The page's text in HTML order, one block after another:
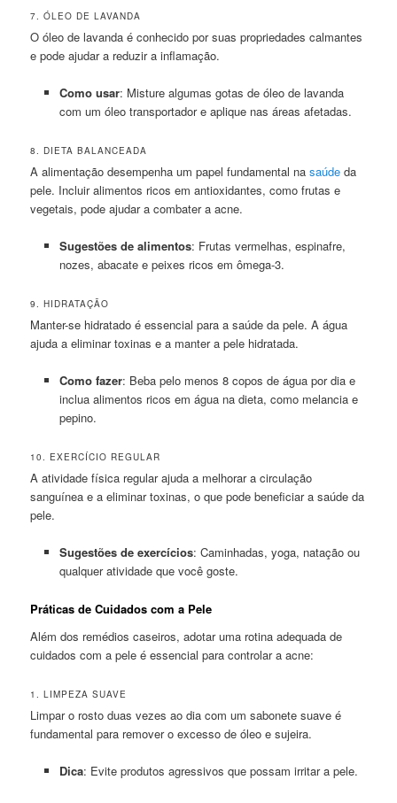
7. ÓLEO DE LAVANDA
O óleo de lavanda é conhecido por suas propriedades calmantes
e pode ajudar a reduzir a inflamação.
Como usar: Misture algumas gotas de óleo de lavanda
com um óleo transportador e aplique nas áreas afetadas.
8. DIETA BALANCEADA
A alimentação desempenha um papel fundamental nasaúde da
pele. Incluir alimentos ricos em antioxidantes, como frutas e
vegetais, pode ajudar a combater a acne.
Sugestões de alimentos: Frutas vermelhas, espinafre,
nozes, abacate e peixes ricos em ômega-3.
9. HIDRATAÇÃO
Manter-se hidratado é essencial para a saúde da pele. A água
ajuda a eliminar toxinas e a manter a pele hidratada.
Como fazer: Beba pelo menos 8 copos de água por dia e
inclua alimentos ricos em água na dieta, como melancia e
pepino.
10. EXERCÍCIO REGULAR
A atividade física regular ajuda a melhorar a circulação
sanguínea e a eliminar toxinas, o que pode beneficiar a saúde da
pele.
Sugestões de exercícios: Caminhadas, yoga, natação ou
qualquer atividade que você goste.
Práticas de Cuidados com a Pele
Além dos remédios caseiros, adotar uma rotina adequada de
cuidados com a pele é essencial para controlar a acne:
1. LIMPEZA SUAVE
Limpar o rosto duas vezes ao dia com um sabonete suave é
fundamental para remover o excesso de óleo e sujeira.
Dica: Evite produtos agressivos que possam irritar a pele.